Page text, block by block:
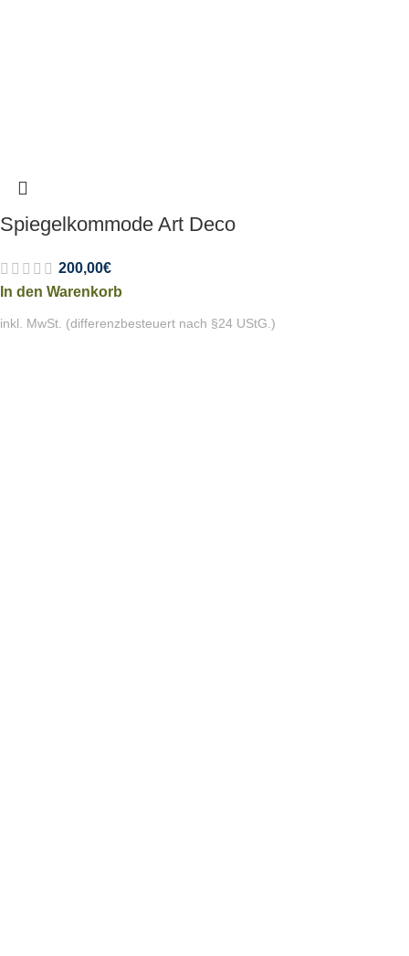
Spiegelkommode Art Deco
200,00€
In den Warenkorb
inkl. MwSt. (differenzbesteuert nach §24 UStG.)